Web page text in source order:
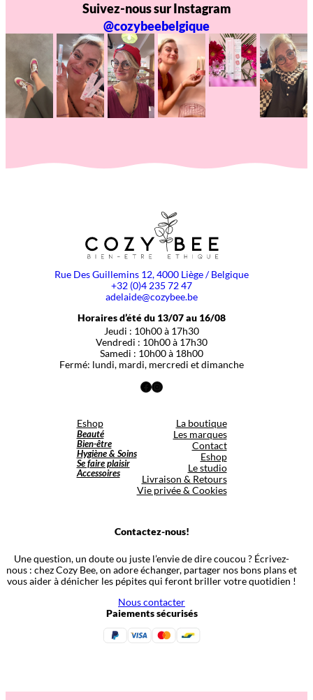
Suivez-nous sur Instagram
@cozybeebelgique
Rue Des Guillemins 12, 4000 Liège / Belgique
+32 (0)4 235 72 47
adelaide@cozybee.be
Horaires d’été du 13/07 au 16/08
Jeudi : 10h00 à 17h30
Vendredi : 10h00 à 17h30
Samedi : 10h00 à 18h00
Fermé: lundi, mardi, mercredi et dimanche
Facebook
Instagram
Eshop
Beauté
Bien-être
Hygiène & Soins
Se faire plaisir
Accessoires
La boutique
Les marques
Contact
Eshop
Le studio
Livraison & Retours
Vie privée & Cookies
Contactez-nous!
Une question, un doute ou juste l’envie de dire coucou ? Écrivez-
nous : chez Cozy Bee, on adore échanger, partager nos bons plans et
vous aider à dénicher les pépites qui feront briller votre quotidien !
Nous contacter
Paiements sécurisés